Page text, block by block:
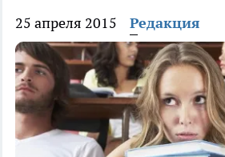
25 апреля 2015 Редакция